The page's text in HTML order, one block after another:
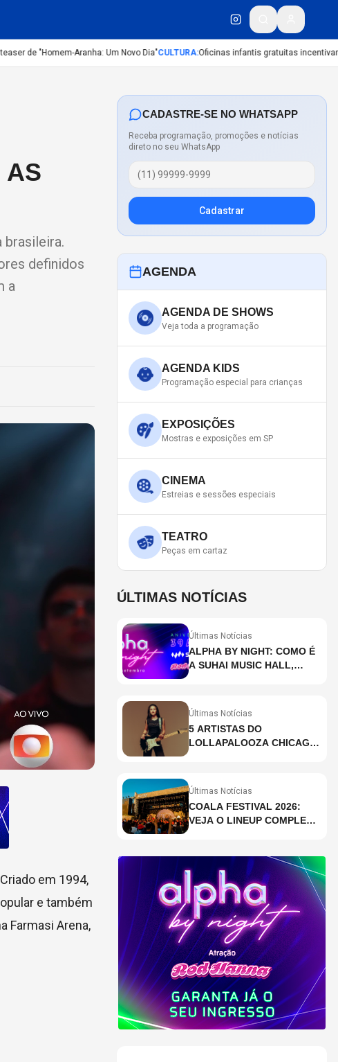
de "Homem-Aranha: Um Novo Dia"CULTURA:Oficinas infantis gratuitas incentivam
AS
brasileira.
definidos
a
em 1994,
e também
Farmasi Arena,
CADASTRE-SE NO WHATSAPP
Receba programação, promoções e notícias
direto no seu WhatsApp
Cadastrar
AGENDA
AGENDA DE SHOWS
Veja toda a programação
AGENDA KIDS
Programação especial para crianças
EXPOSIÇÕES
Mostras e exposições em SP
CINEMA
Estreias e sessões especiais
TEATRO
Peças em cartaz
ÚLTIMAS NOTÍCIAS
Últimas Notícias
ALPHA BY NIGHT: COMO É
A SUHAI MUSIC HALL,
PAULO?
Últimas Notícias
5 ARTISTAS DO
LOLLAPALOOZA CHICAGO
Últimas Notícias
COALA FESTIVAL 2026:
VEJA O LINEUP COMPLETO